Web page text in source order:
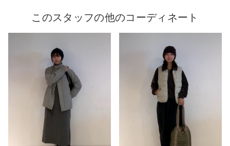
このスタッフの他のコーディネート